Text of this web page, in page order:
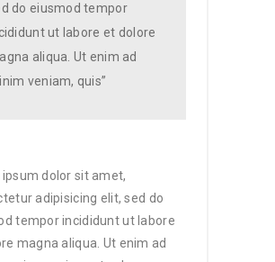
do eiusmod tempor
ut labore et dolore
aliqua. Ut enim ad
veniam, quis”
ipsum dolor sit amet,
adipisicing elit, sed do
tempor incididunt ut labore
magna aliqua. Ut enim ad